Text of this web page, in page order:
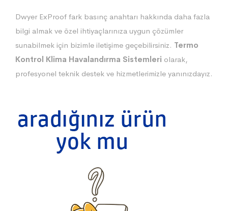
Dwyer ExProof fark basınç anahtarı hakkında daha fazla
bilgi almak ve özel ihtiyaçlarınıza uygun çözümler
sunabilmek için bizimle iletişime geçebilirsiniz. Termo
Kontrol Klima Havalandırma Sistemleri olarak,
profesyonel teknik destek ve hizmetlerimizle yanınızdayız.